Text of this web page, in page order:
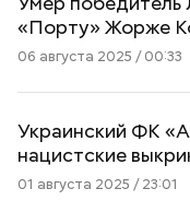
«Порту» Жорже
06 августа 2025 / 00:33
Украинский ФК
нацистские
01 августа 2025 / 23:01